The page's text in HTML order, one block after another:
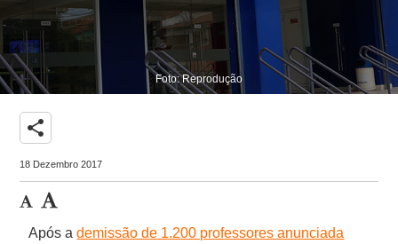
Foto: Reprodução
share
18 Dezembro 2017
Após a demissão de 1.200 professores anunciada